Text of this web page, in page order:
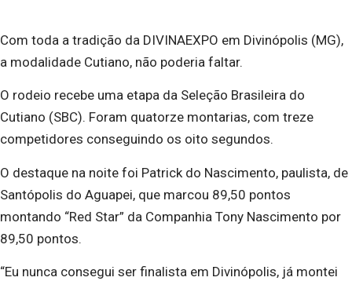
Com toda a tradição da DIVINAEXPO em Divinópolis (MG),
a modalidade Cutiano, não poderia faltar.
O rodeio recebe uma etapa da Seleção Brasileira do
Cutiano (SBC). Foram quatorze montarias, com treze
competidores conseguindo os oito segundos.
O destaque na noite foi Patrick do Nascimento, paulista, de
Santópolis do Aguapei, que marcou 89,50 pontos
montando “Red Star” da Companhia Tony Nascimento por
89,50 pontos.
“Eu nunca consegui ser finalista em Divinópolis, já montei